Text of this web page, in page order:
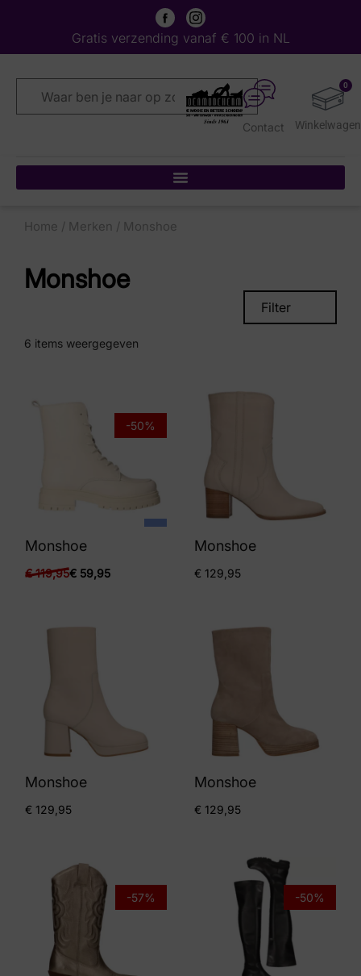
Gratis verzending vanaf € 100 in NL
0
Contact
Home / Merken / Monshoe
Monshoe
Filter
6 items weergegeven
-50%
Monshoe
€119,95€ 59,95
Monshoe
€ 129,95
Monshoe
€ 129,95
Monshoe
€ 129,95
-57% -50%